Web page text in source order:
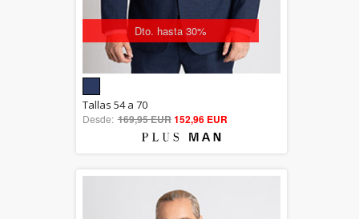
Dto. hasta 30%
out of 5
Tallas 54 a 70
Desde: 169,95 EUR152,96 EUR